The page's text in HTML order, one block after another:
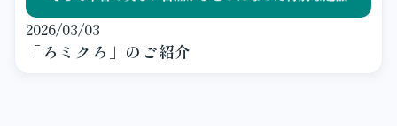
2026/03/03
「ろミクろ」のご紹介